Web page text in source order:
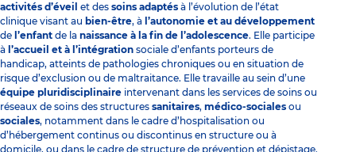
activités d’éveil et des soins adaptés à l’évolution de l’état
clinique visant au bien-être, à l’autonomie et au développement
de l’enfant de la naissance à la fin de l’adolescence. Elle participe
à l’accueil et à l’intégration sociale d’enfants porteurs de
handicap, atteints de pathologies chroniques ou en situation de
risque d’exclusion ou de maltraitance. Elle travaille au sein d’une
équipe pluridisciplinaire intervenant dans les services de soins ou
réseaux de soins des structures sanitaires, médico-sociales ou
sociales, notamment dans le cadre d’hospitalisation ou
d’hébergement continus ou discontinus en structure ou à
domicile, ou dans le cadre de structure de prévention et dépistage.